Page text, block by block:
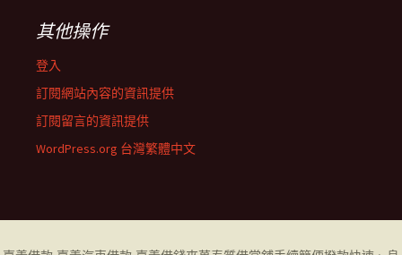
其他操作
登入
訂閱網站內容的資訊提供
訂閱留言的資訊提供
WordPress.org 台灣繁體中文